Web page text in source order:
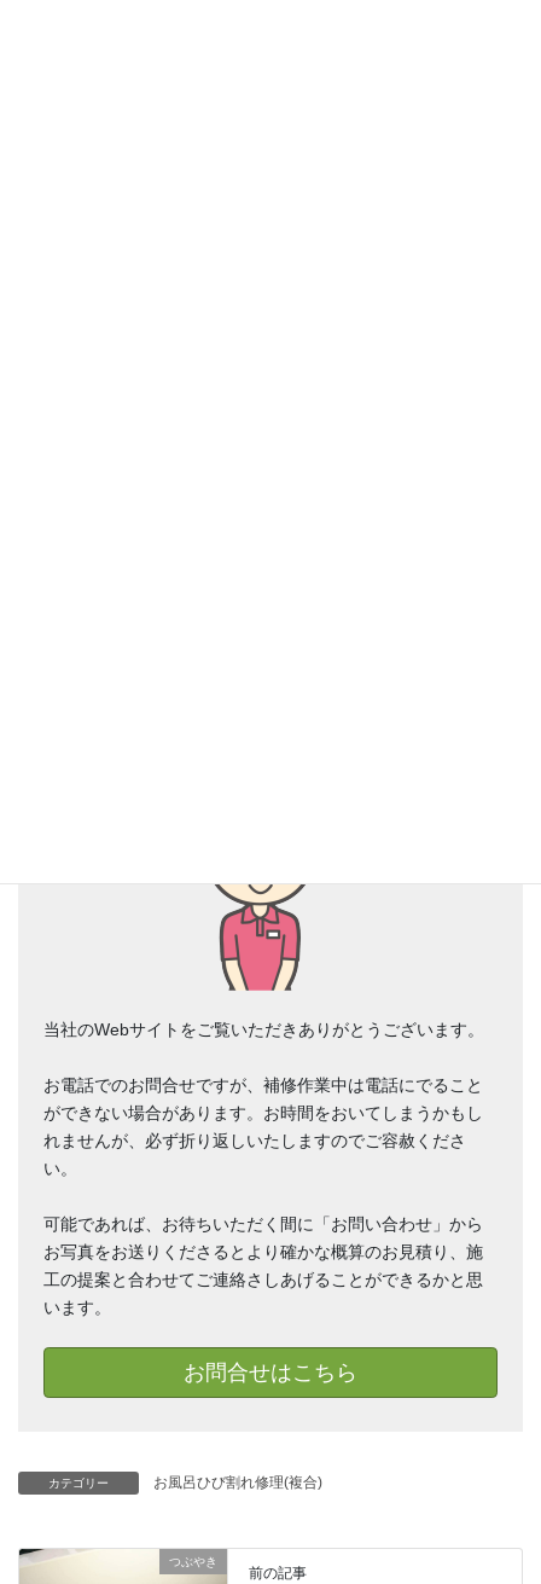
当社のWebサイトをご覧いただきありがとうございます。
お電話でのお問合せですが、補修作業中は電話にでること
ができない場合があります。お時間をおいてしまうかもし
れませんが、必ず折り返しいたしますのでご容赦くださ
い。
可能であれば、お待ちいただく間に「お問い合わせ」から
お写真をお送りくださるとより確かな概算のお見積り、施
工の提案と合わせてご連絡さしあげることができるかと思
います。
お問合せはこちら
カテゴリー お風呂ひび割れ修理(複合)
つぶやき
前の記事